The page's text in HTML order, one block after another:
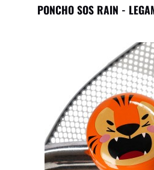
PONCHO SOS RAIN -